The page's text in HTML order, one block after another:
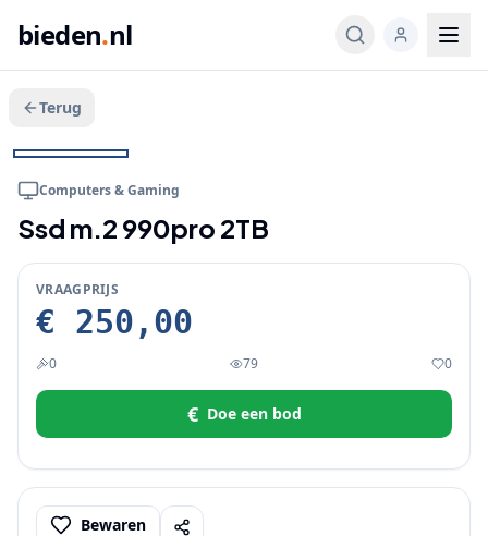
bieden.nl
Terug
Veeg voor meer
Computers & Gaming
Ssd m.2 990pro 2TB
VRAAGPRIJS
€ 250,00
0 79 0
€ Doe een bod
Bewaren